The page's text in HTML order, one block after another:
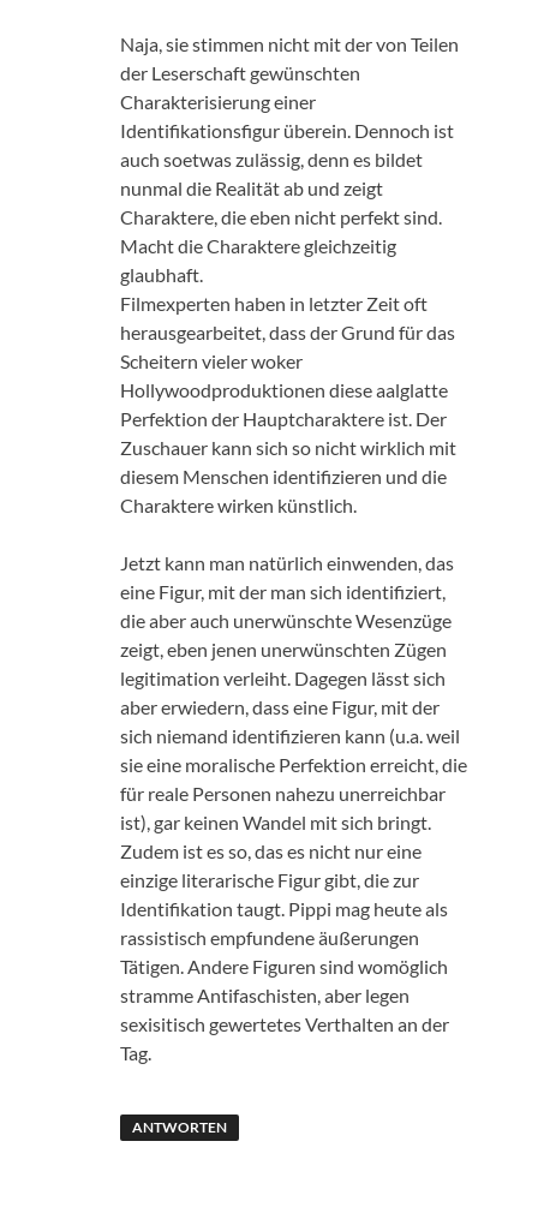
Naja, sie stimmen nicht mit der von Teilen
der Leserschaft gewünschten
Charakterisierung einer
Identifikationsfigur überein. Dennoch ist
auch soetwas zulässig, denn es bildet
nunmal die Realität ab und zeigt
Charaktere, die eben nicht perfekt sind.
Macht die Charaktere gleichzeitig
glaubhaft.
Filmexperten haben in letzter Zeit oft
herausgearbeitet, dass der Grund für das
Scheitern vieler woker
Hollywoodproduktionen diese aalglatte
Perfektion der Hauptcharaktere ist. Der
Zuschauer kann sich so nicht wirklich mit
diesem Menschen identifizieren und die
Charaktere wirken künstlich.
Jetzt kann man natürlich einwenden, das
eine Figur, mit der man sich identifiziert,
die aber auch unerwünschte Wesenzüge
zeigt, eben jenen unerwünschten Zügen
legitimation verleiht. Dagegen lässt sich
aber erwiedern, dass eine Figur, mit der
sich niemand identifizieren kann (u.a. weil
sie eine moralische Perfektion erreicht, die
für reale Personen nahezu unerreichbar
ist), gar keinen Wandel mit sich bringt.
Zudem ist es so, das es nicht nur eine
einzige literarische Figur gibt, die zur
Identifikation taugt. Pippi mag heute als
rassistisch empfundene äußerungen
Tätigen. Andere Figuren sind womöglich
stramme Antifaschisten, aber legen
sexisitisch gewertetes Verthalten an der
Tag.
ANTWORTEN